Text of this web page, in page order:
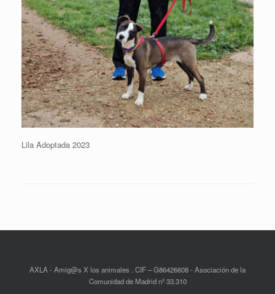
Lila Adoptada 2023
AXLA - Amig@s X los animales . CIF – G86426608 - Asociación de la
Comunidad de Madrid nº 33.310